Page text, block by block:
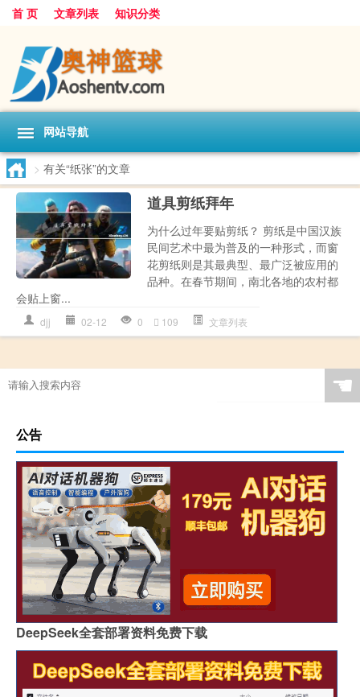
首 页 文章列表 知识分类
网站导航
> 有关“纸张”的文章
道具剪纸拜年
为什么过年要贴剪纸？ 剪纸是中国汉族
民间艺术中最为普及的一种形式，而窗
花剪纸则是其最典型、最广泛被应用的
品种。在春节期间，南北各地的农村都
会贴上窗...
djj 02-12 0 109 文章列表
☚
公告
DeepSeek全套部署资料免费下载